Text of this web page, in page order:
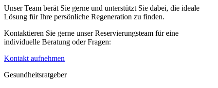
Unser Team berät Sie gerne und unterstützt Sie dabei, die ideale
Lösung für Ihre persönliche Regeneration zu finden.
Kontaktieren Sie gerne unser Reservierungsteam für eine
individuelle Beratung oder Fragen:
Kontakt aufnehmen
Gesundheitsratgeber